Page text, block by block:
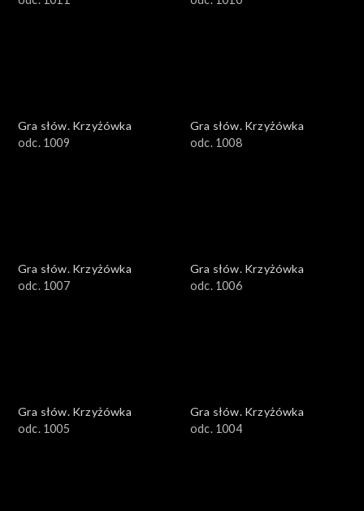
Gra słów. Krzyżówka
odc. 1009
Gra słów. Krzyżówka
odc. 1008
Gra słów. Krzyżówka
odc. 1007
Gra słów. Krzyżówka
odc. 1006
Gra słów. Krzyżówka
odc. 1005
Gra słów. Krzyżówka
odc. 1004